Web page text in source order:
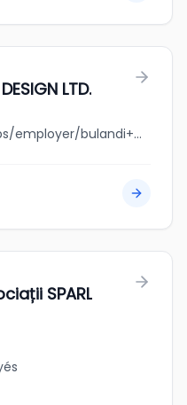
LTD.
jobbank.gc.ca/browsejobs/employer/bulandi+wood+design+ltd./ca
SPARL